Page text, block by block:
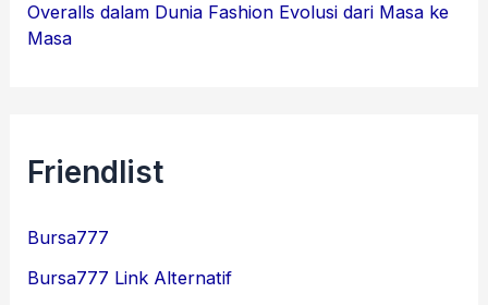
Overalls dalam Dunia Fashion Evolusi dari Masa ke
Masa
Friendlist
Bursa777
Bursa777 Link Alternatif